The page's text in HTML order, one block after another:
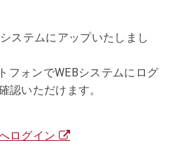
ステムにアップいたしまし
フォンでWEBシステムにログ
認いただけます。
ログイン